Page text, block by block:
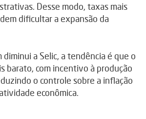
Desse modo, taxas mais
dificultar a expansão da
diminui a Selic, a tendência é que o
barato, com incentivo à produção
o controle sobre a inflação
econômica.